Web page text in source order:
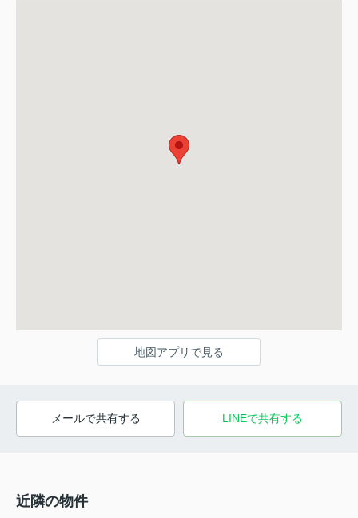
地図アプリで見る
メールで共有する LINEで共有する
近隣の物件